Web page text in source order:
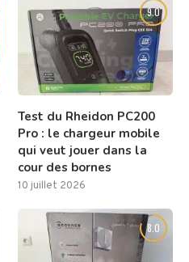
9.0
Test du Rheidon PC200
Pro : le chargeur mobile
qui veut jouer dans la
cour des bornes
10 juillet 2026
8.0